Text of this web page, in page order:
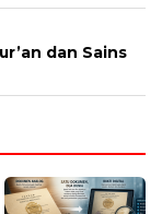
dan Sains